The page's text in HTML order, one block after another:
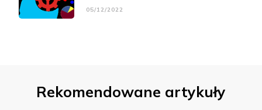
05/12/2022
Rekomendowane artykuły